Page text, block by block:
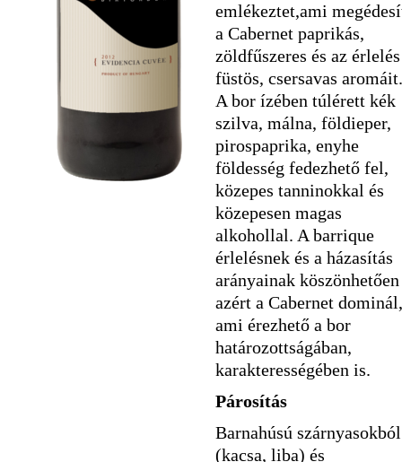
emlékeztet,ami
a Cabernet paprikás,
zöldfűszeres és az érlelés
füstös, csersavas aromáit.
A bor ízében túlérett kék
szilva, málna, földieper,
pirospaprika, enyhe
földesség fedezhető fel,
közepes tanninokkal és
közepesen magas
alkohollal. A barrique
érlelésnek és a házasítás
arányainak köszönhetően
azért a Cabernet dominál,
ami érezhető a bor
határozottságában,
karakterességében is.
Párosítás
Barnahúsú szárnyasokból
(kacsa, liba) és